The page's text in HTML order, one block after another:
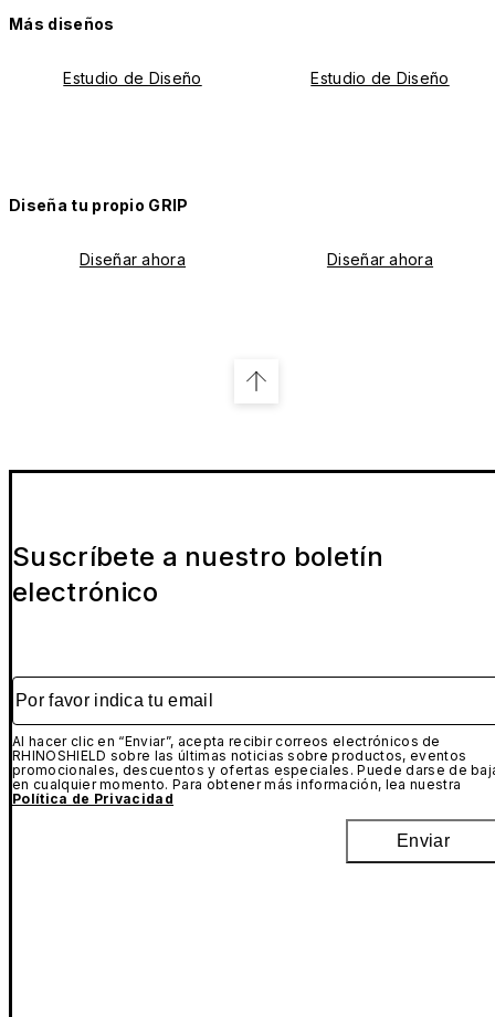
Más diseños
Estudio de Diseño Estudio de Diseño
Diseña tu propio GRIP
Diseñar ahora Diseñar ahora
Suscríbete a nuestro boletín
electrónico
Por favor indica tu email
Al hacer clic en “Enviar”, acepta recibir correos electrónicos de
RHINOSHIELD sobre las últimas noticias sobre productos, eventos
promocionales, descuentos y ofertas especiales. Puede darse de
en cualquier momento. Para obtener más información, lea nuestra
Política de Privacidad
Enviar